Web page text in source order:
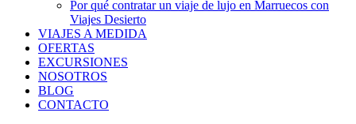
Por qué contratar un viaje de lujo en Marruecos con
Viajes Desierto
VIAJES A MEDIDA
OFERTAS
EXCURSIONES
NOSOTROS
BLOG
CONTACTO